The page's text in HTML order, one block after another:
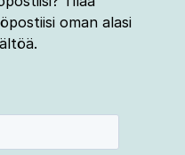
oman alasi